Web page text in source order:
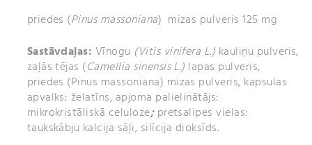
priedes (Pinus massoniana) mizas pulveris 125 mg
Sastāvdaļas: Vīnogu (Vitis vinifera L.) kauliņu pulveris,
zaļās tējas (Camellia sinensis L.) lapas pulveris,
priedes (Pinus massoniana) mizas pulveris, kapsulas
apvalks: želatīns, apjoma palielinātājs:
mikrokristāliskā celuloze;pretsalipes vielas:
taukskābju kalcija sāļi, silīcija dioksīds.